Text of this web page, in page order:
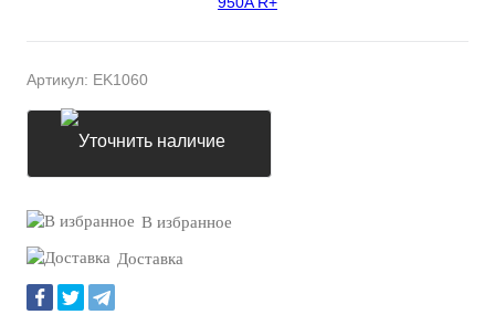
Артикул: EK1060
В избранное
Доставка